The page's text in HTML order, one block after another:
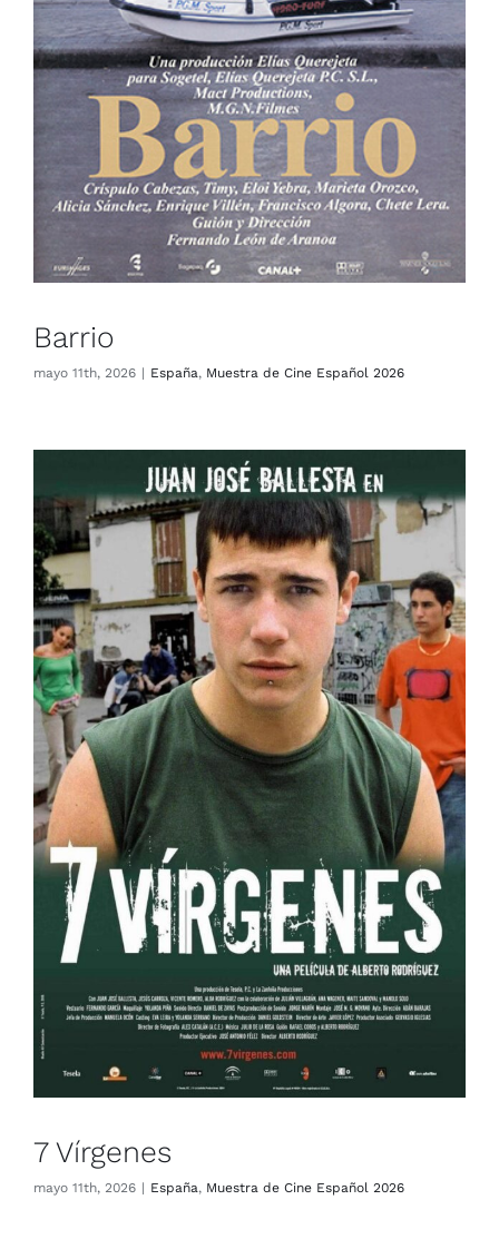
Barrio
mayo 11th, 2026 | España, Muestra de Cine Español 2026
7 Vírgenes
España Muestra de Cine Español 2026
7 Vírgenes
mayo 11th, 2026 | España, Muestra de Cine Español 2026